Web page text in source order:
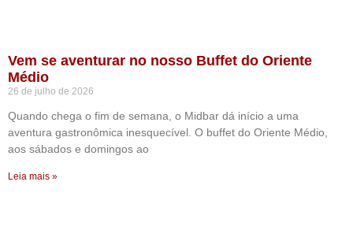
Vem se aventurar no nosso Buffet do Oriente
Médio
26 de julho de 2026
Quando chega o fim de semana, o Midbar dá início a uma
aventura gastronômica inesquecível. O buffet do Oriente Médio,
aos sábados e domingos ao
Leia mais »